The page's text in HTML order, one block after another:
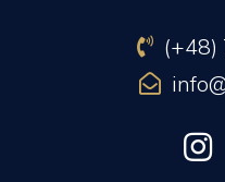
(+48)